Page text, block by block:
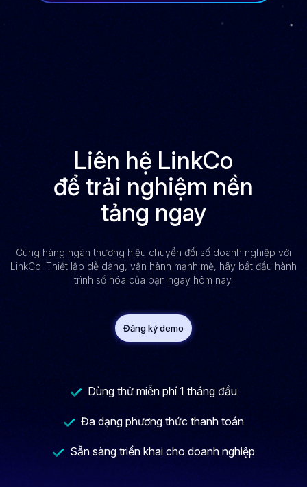
Liên hệ LinkCo
để trải nghiệm nền
tảng ngay
Cùng hàng ngàn thương hiệu chuyển đổi số doanh nghiệp với
LinkCo. Thiết lập dễ dàng, vận hành mạnh mẽ, hãy bắt đầu hành
trình số hóa của bạn ngay hôm nay.
Đăng ký demo
Dùng thử miễn phí 1 tháng đầu
Đa dạng phương thức thanh toán
Sẵn sàng triển khai cho doanh nghiệp